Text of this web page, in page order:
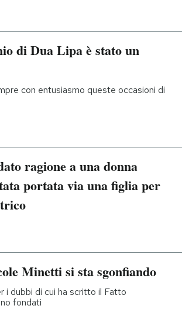
di Dua Lipa è stato un
con entusiasmo queste occasioni di
ragione a una donna
portata via una figlia per
Minetti si sta sgonfiando
i dubbi di cui ha scritto il Fatto
fondati